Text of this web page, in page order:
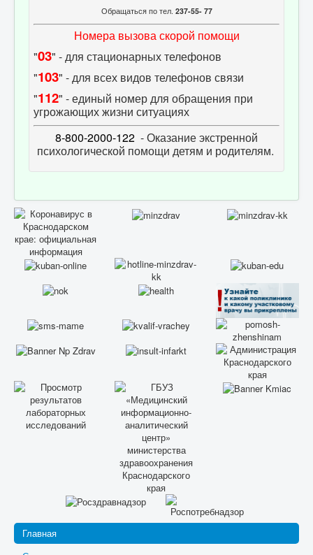
Обращаться по тел. 237-55- 77
Номера вызова скорой помощи
"03" - для стационарных телефонов
"103" - для всех видов телефонов связи
"112" - единый номер для обращения при
угрожающих жизни ситуациях
8-800-2000-122 - Оказание экстренной
психологической помощи детям и родителям.
Главная